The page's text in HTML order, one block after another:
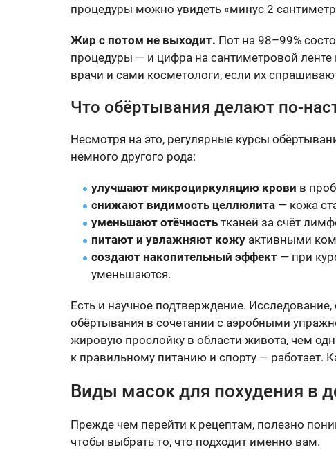
процедуры можно увидеть «минус 2
Жир с потом не выходит. Пот на 98–99%
процедуры — и цифра на сантиметровой
врачи и сами косметологи, если их
Что обёртывания делают по-
Несмотря на это, регулярные курсы
немного другого рода:
улучшают микроциркуляцию крови в
снижают видимость целлюлита — кожа
уменьшают отёчность тканей за счёт
питают и увлажняют кожу активными
создают накопительный эффект — при
уменьшаются.
Есть и научное подтверждение.
обёртывания в сочетании с аэробными
жировую прослойку в области живота, чем
к правильному питанию и спорту — работает.
Виды масок для похудения в
Прежде чем перейти к рецептам, полезно
чтобы выбрать то, что подходит именно вам.